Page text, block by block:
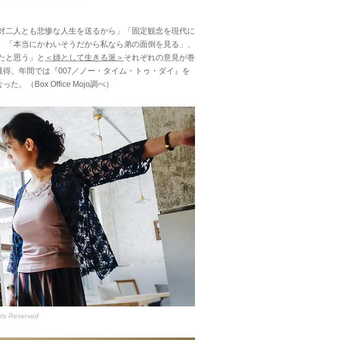
二人とも悲惨な人生を送るから」「固定観念を現代に
、「本当にかわいそうだから私なら弟の面倒を見る」、
と思う」と ＜姉として生きる派＞ それぞれの意見が巻
、年間では『007／ノー・タイム・トゥ・ダイ』を
た。（Box Office Mojo調べ）
Reserved